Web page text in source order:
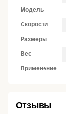
Модель
Скорости
Размеры
Вес
Применение
Отзывы